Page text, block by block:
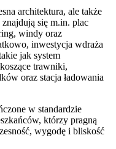
architektura, ale także
się m.in. plac
windy oraz
inwestycja wdraża
jak system
trawniki,
oraz stacja ładowania
w standardzie
którzy pragną
wygodę i bliskość